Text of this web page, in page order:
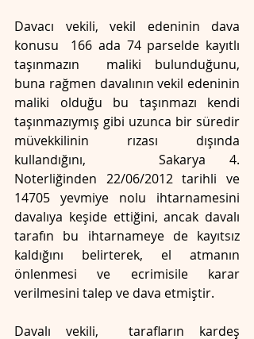
Davacı vekili, vekil edeninin dava
konusu  166 ada 74 parselde kayıtlı
taşınmazın  maliki bulunduğunu,
buna rağmen davalının vekil edeninin
maliki olduğu bu taşınmazı kendi
taşınmazıymış gibi uzunca bir süredir
müvekkilinin rızası dışında
kullandığını,   Sakarya 4.
Noterliğinden 22/06/2012 tarihli ve
14705 yevmiye nolu ihtarnamesini
davalıya keşide ettiğini, ancak davalı
tarafın bu ihtarnameye de kayıtsız
kaldığını belirterek, el atmanın
önlenmesi ve ecrimisile karar
verilmesini talep ve dava etmiştir.
Davalı vekili,  tarafların kardeş